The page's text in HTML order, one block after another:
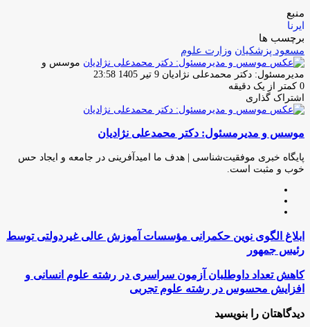
منبع
ایرنا
برچسب ها
مسعود پزشکیان وزارت علوم
موسس و
مدیرمسئول: دکتر محمدعلی نژادیان ارسال
9 تیر 1405 23:58
0 کمتر از یک دقیقه
اشتراک گذاری
فیس
توئیتر
لینکدین
واتس
تلگرام
اشتراک
از
ایمیل
چاپ
موسس و مدیرمسئول: دکتر محمدعلی نژادیان
پایگاه خبری موفقیت‌شناسی | هدف ما امیدآفرینی در جامعه و ایجاد حس
خوب و مثبت است.
ابلاغ
الگوی
نوین
حکمرانی
مؤسسات
آموزش
عالی
غیردولتی
ابلاغ الگوی نوین حکمرانی مؤسسات آموزش عالی غیردولتی توسط
رئیس جمهور
کاهش
تعداد
داوطلبان
آزمون
سراسری
کاهش تعداد داوطلبان آزمون سراسری در رشته‌ علوم انسانی و
افزایش محسوس در رشته علوم تجربی
دیدگاهتان را بنویسید